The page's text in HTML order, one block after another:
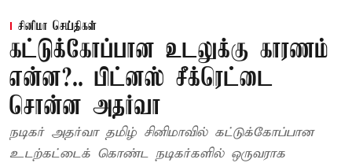
சினிமா செய்திகள்
கட்டுக்கோப்பான உடலுக்கு காரணம்
என்ன?.. பிட்னஸ் சீக்ரெட்டை
சொன்ன அதர்வா
நடிகர் அதர்வா தமிழ் சினிமாவில் கட்டுக்கோப்பான
உடற்கட்டைக் கொண்ட நடிகர்களில் ஒருவராக